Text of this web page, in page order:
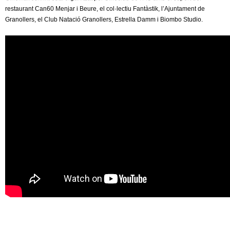
restaurant Can60 Menjar i Beure, el col·lectiu Fantàstik, l’Ajuntament de
Granollers, el Club Natació Granollers, Estrella Damm i Biombo Studio.